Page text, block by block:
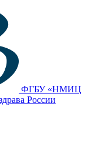
ФГБУ «НМИЦ
России